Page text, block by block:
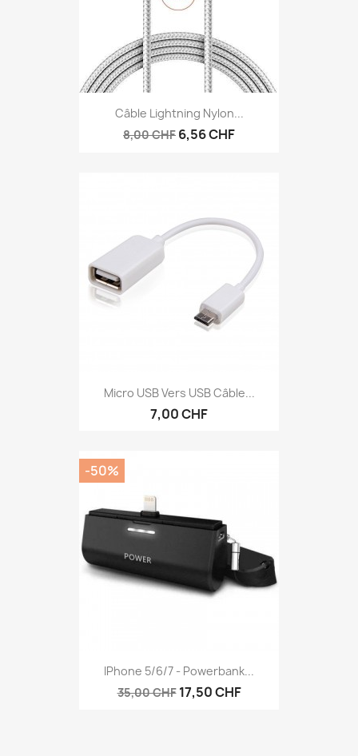
Câble Lightning Nylon...
8,00 CHF 6,56 CHF
Micro USB Vers USB Câble...
7,00 CHF
IPhone 5/6/7 - Powerbank...
35,00 CHF 17,50 CHF
-50%